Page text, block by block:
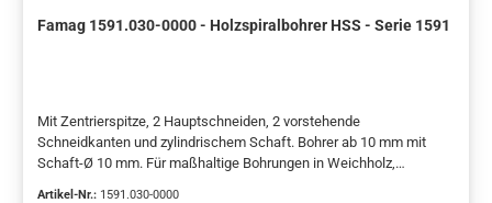
Famag 1591.030-0000 - Holzspiralbohrer HSS - Serie 1591
Mit Zentrierspitze, 2 Hauptschneiden, 2 vorstehende
Schneidkanten und zylindrischem Schaft. Bohrer ab 10 mm mit
Schaft-Ø 10 mm. Für maßhaltige Bohrungen in Weichholz,
Artikel-Nr.: 1591.030-0000